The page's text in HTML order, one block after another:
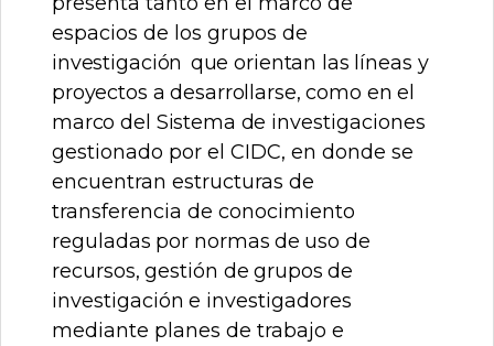
espacios de los grupos de
investigación que orientan las líneas y
proyectos a desarrollarse, como en el
marco del Sistema de investigaciones
gestionado por el CIDC, en donde se
encuentran estructuras de
transferencia de conocimiento
reguladas por normas de uso de
recursos, gestión de grupos de
investigación e investigadores
mediante planes de trabajo e